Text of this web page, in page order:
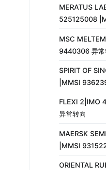
MERATUS
525125008
MSC
9440306 异常
SPIRIT OF
|MMSI
FLEXI 2|IMO
异常转向
MAERSK
|MMSI
ORIENTAL